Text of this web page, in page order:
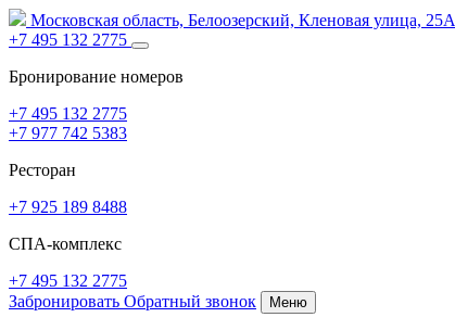
Московская область, Белоозерский, Кленовая улица, 25А
+7 495 132 2775
Бронирование номеров
+7 495 132 2775
+7 977 742 5383
Ресторан
+7 925 189 8488
СПА-комплекс
+7 495 132 2775
Забронировать Обратный звонок Меню